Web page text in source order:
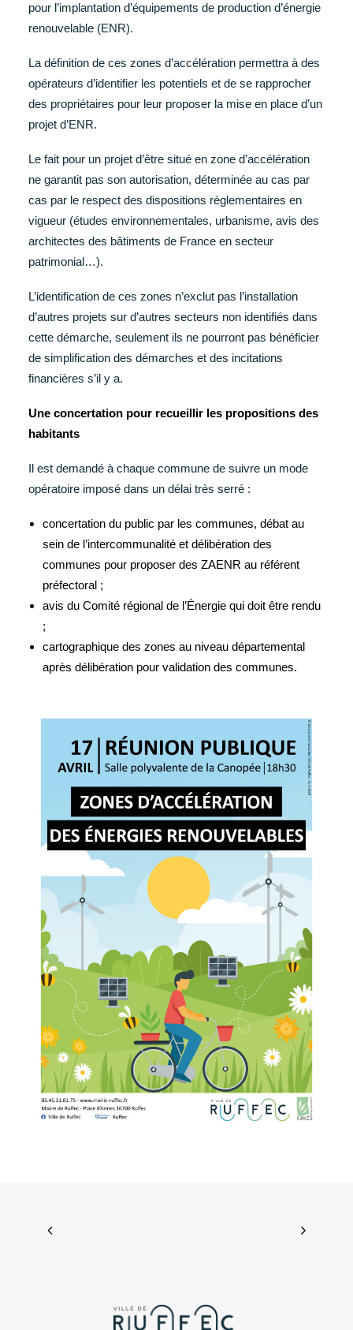
pour l’implantation d’équipements de production d’énergie
renouvelable (ENR).
La définition de ces zones d’accélération permettra à des
opérateurs d’identifier les potentiels et de se rapprocher
des propriétaires pour leur proposer la mise en place d’un
projet d’ENR.
Le fait pour un projet d’être situé en zone d’accélération
ne garantit pas son autorisation, déterminée au cas par
cas par le respect des dispositions réglementaires en
vigueur (études environnementales, urbanisme, avis des
architectes des bâtiments de France en secteur
patrimonial…).
L’identification de ces zones n’exclut pas l’installation
d’autres projets sur d’autres secteurs non identifiés dans
cette démarche, seulement ils ne pourront pas bénéficier
de simplification des démarches et des incitations
financières s’il y a.
Une concertation pour recueillir les propositions des
habitants
Il est demandé à chaque commune de suivre un mode
opératoire imposé dans un délai très serré :
concertation du public par les communes, débat au
sein de l’intercommunalité et délibération des
communes pour proposer des ZAENR au référent
préfectoral ;
avis du Comité régional de l’Énergie qui doit être rendu
;
cartographique des zones au niveau départemental
après délibération pour validation des communes.